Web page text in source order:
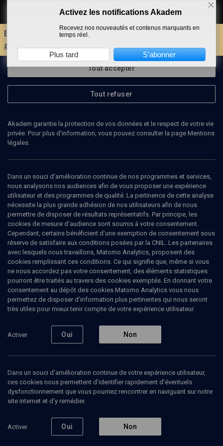
Faire un don
Envie d'encore plus d'AKADEM ?
Découvrez les
avantages d'un compte !
Jean Louis Georget est chercheur chargé de mission à l’ Institut
français d’histoire en Allemagne, Francfort.
Ajouter Partager J’aime
Tous 1 Vidéos 1
Tsiganes,
malentendu
européen
(7/8)
Langue, philologie,
Tout accepter
Tout refuser
Akadem garantie la protection de vos données et le respect de votre vie
privée. Pour plus d’information, vous pouvez consulter la page Mentions
légales.
Dans un souci d’amélioration continue de nos programmes et services,
nous analysons nos audiences afin de vous proposer une expérience
utilisateur et des programmes de qualité. La pertinence de cette analyse
nécessite la plus grande adhésion de nos utilisateurs afin de nous
permettre de disposer de résultats représentatifs. Par principe, les
cookies de mesure d’audience sont soumis à votre consentement.
Cependant, certains bénéficient d’une exemption de consentement sous
réserve de satisfaire aux conditions posées par la CNIL. Les partenaires
avec lesquels nous travaillons, Matomo Analytics, proposent des
cookies remplissant ces conditions. Ce qui signifie que, même si vous
ne nous accordez pas votre consentement, des éléments statistiques
pourront être traités au travers des cookies exemptés. En donnant votre
consentement au dépôt des cookies Matomo Analytics vous nous
permettez de disposer d’information plus pertinentes qui nous seront
très utiles pour mieux tenir compte de votre expérience utilisateur.
Activer Oui Non
Dans un souci d’amélioration continue de votre expérience utilisateur,
ces cookies nous permettent d’identifier rapidement d’éventuels
dysfonctionnement que vous pourriez rencontrer en naviguant sur notre
site internet et d’y remédier.
Activer Oui Non
Activez les notifications Akadem
Recevez nos nouveautés et contenus marquants en
temps réel.
Plus tard S’abonner